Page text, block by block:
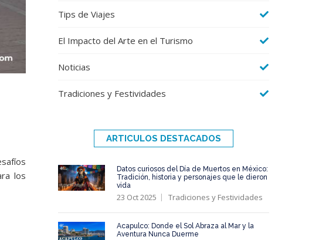
los
Tips de Viajes
El Impacto del Arte en el Turismo
Noticias
Tradiciones y Festividades
ARTICULOS DESTACADOS
Datos curiosos del Día de Muertos en México:
Tradición, historia y personajes que le dieron
vida
23 Oct 2025 Tradiciones y Festividades
Acapulco: Donde el Sol Abraza al Mar y la
Aventura Nunca Duerme